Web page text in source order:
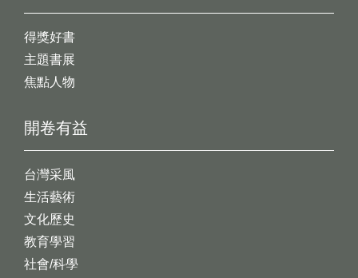
開卷有益
台灣采風
生活藝術
文化歷史
教育學習
社會/科學
得獎好書
主題書展
焦點人物